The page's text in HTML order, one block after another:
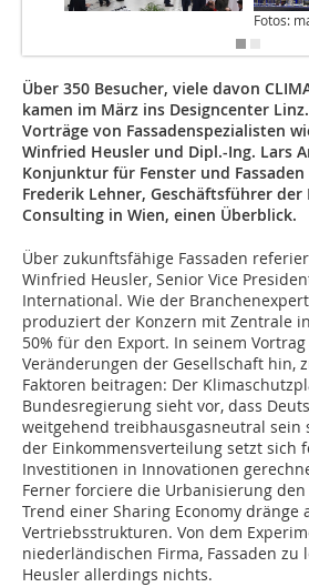
Fotos:
Über 350 Besucher, viele davon
kamen im März ins Designcenter
Vorträge von Fassadenspezialisten
Winfried Heusler und Dipl.-Ing. Lars
Konjunktur für Fenster und
Frederik Lehner, Geschäftsführer
Consulting in Wien, einen Überblick.
Über zukunftsfähige Fassaden
Winfried Heusler, Senior Vice
International. Wie der
produziert der Konzern mit Zentrale
50% für den Export. In seinem
Veränderungen der Gesellschaft hin,
Faktoren beitragen: Der
Bundesregierung sieht vor, dass
weitgehend treibhausgasneutral sein
der Einkommensverteilung setzt sich
Investitionen in Innovationen
Ferner forciere die Urbanisierung
Trend einer Sharing Economy dränge
Vertriebsstrukturen. Von dem
niederländischen Firma, Fassaden zu
Heusler allerdings nichts.